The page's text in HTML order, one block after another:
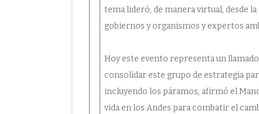
tema lideró, de manera virtual, desde
gobiernos y organismos y expertos
Hoy este evento representa un
consolidar este grupo de estrategia
incluyendo los páramos, afirmó el
vida en los Andes para combatir el